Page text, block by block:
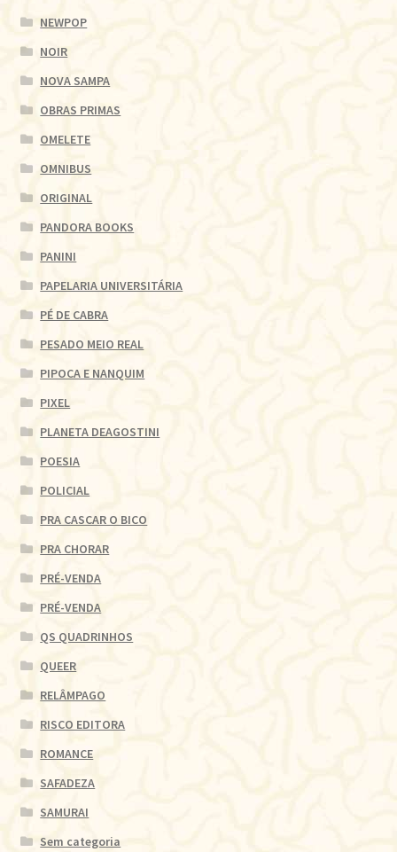
NEWPOP
NOIR
NOVA SAMPA
OBRAS PRIMAS
OMELETE
OMNIBUS
ORIGINAL
PANDORA BOOKS
PANINI
PAPELARIA UNIVERSITÁRIA
PÉ DE CABRA
PESADO MEIO REAL
PIPOCA E NANQUIM
PIXEL
PLANETA DEAGOSTINI
POESIA
POLICIAL
PRA CASCAR O BICO
PRA CHORAR
PRÉ-VENDA
PRÉ-VENDA
QS QUADRINHOS
QUEER
RELÂMPAGO
RISCO EDITORA
ROMANCE
SAFADEZA
SAMURAI
Sem categoria